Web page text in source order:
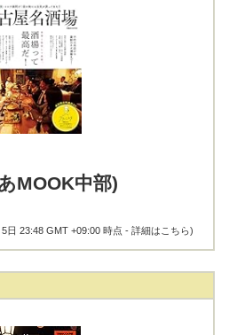
MOOK中部)
5日 23:48 GMT +09:00 時点 -詳細はこちら)